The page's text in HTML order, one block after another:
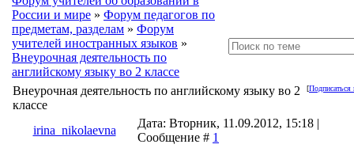
России и мире » Форум педагогов по
предметам, разделам » Форум
учителей иностранных языков »
Внеурочная деятельность по
английскому языку во 2 классе
[Подписаться
Внеурочная деятельность по английскому языку во 2
классе
irina_nikolaevna
Дата: Вторник, 11.09.2012, 15:18 |
Сообщение # 1